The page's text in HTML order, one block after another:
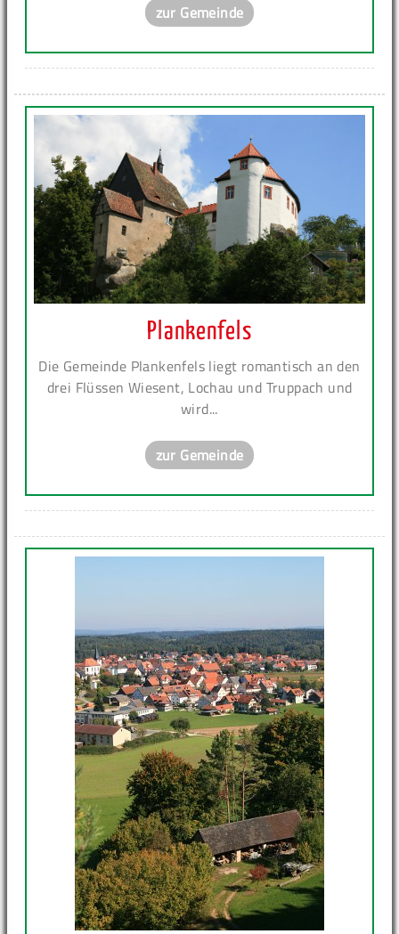
zur Gemeinde
Plankenfels
Die Gemeinde Plankenfels liegt romantisch an den
drei Flüssen Wiesent, Lochau und Truppach und
wird...
zur Gemeinde